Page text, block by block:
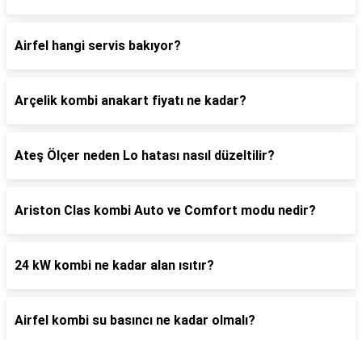
Airfel hangi servis bakıyor?
Arçelik kombi anakart fiyatı ne kadar?
Ateş Ölçer neden Lo hatası nasıl düzeltilir?
Ariston Clas kombi Auto ve Comfort modu nedir?
24 kW kombi ne kadar alan ısıtır?
Airfel kombi su basıncı ne kadar olmalı?